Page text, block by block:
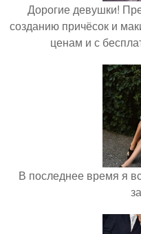
Дорогие девушки!
созданию причёсок и
ценам и с
В последнее время я